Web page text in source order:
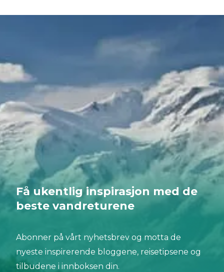
rygger tilhører gemser, steinbukker og rovfugler
gresset, fløyten fra en murmeldyr eller en enkelt
edelweiss som vokser mellom steiner kan avsløre
hvor komplekse og motstandsdyktige
fjelløkosystemer virkelig er. Hvis du vil oppleve
disse landskapene på nært hold, utforsk våre
hytte-til-hytte-turer i Frankrike og oppdag
landets fjell til fots.
Få ukentlig inspirasjon med de
beste vandreturene
Abonner på vårt nyhetsbrev og motta de
nyeste inspirerende bloggene, reisetipsene og
tilbudene i innboksen din.